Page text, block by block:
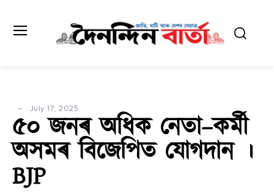
July 17, 2025
৫০ জনৰ অধিক নেতা–কৰ্মী
অসমৰ বিজেপিত যোগদান ।
BJP